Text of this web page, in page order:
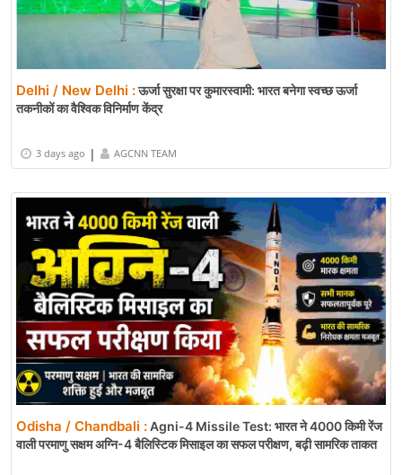
Delhi / New Delhi :ऊर्जा सुरक्षा पर कुमारस्वामी: भारत बनेगा स्वच्छ ऊर्जा
तकनीकों का वैश्विक विनिर्माण केंद्र
3 days ago | AGCNN TEAM
Odisha / Chandbali :Agni-4 Missile Test: भारत ने 4000 किमी रेंज
वाली परमाणु सक्षम अग्नि-4 बैलिस्टिक मिसाइल का सफल परीक्षण, बढ़ी सामरिक ताकत